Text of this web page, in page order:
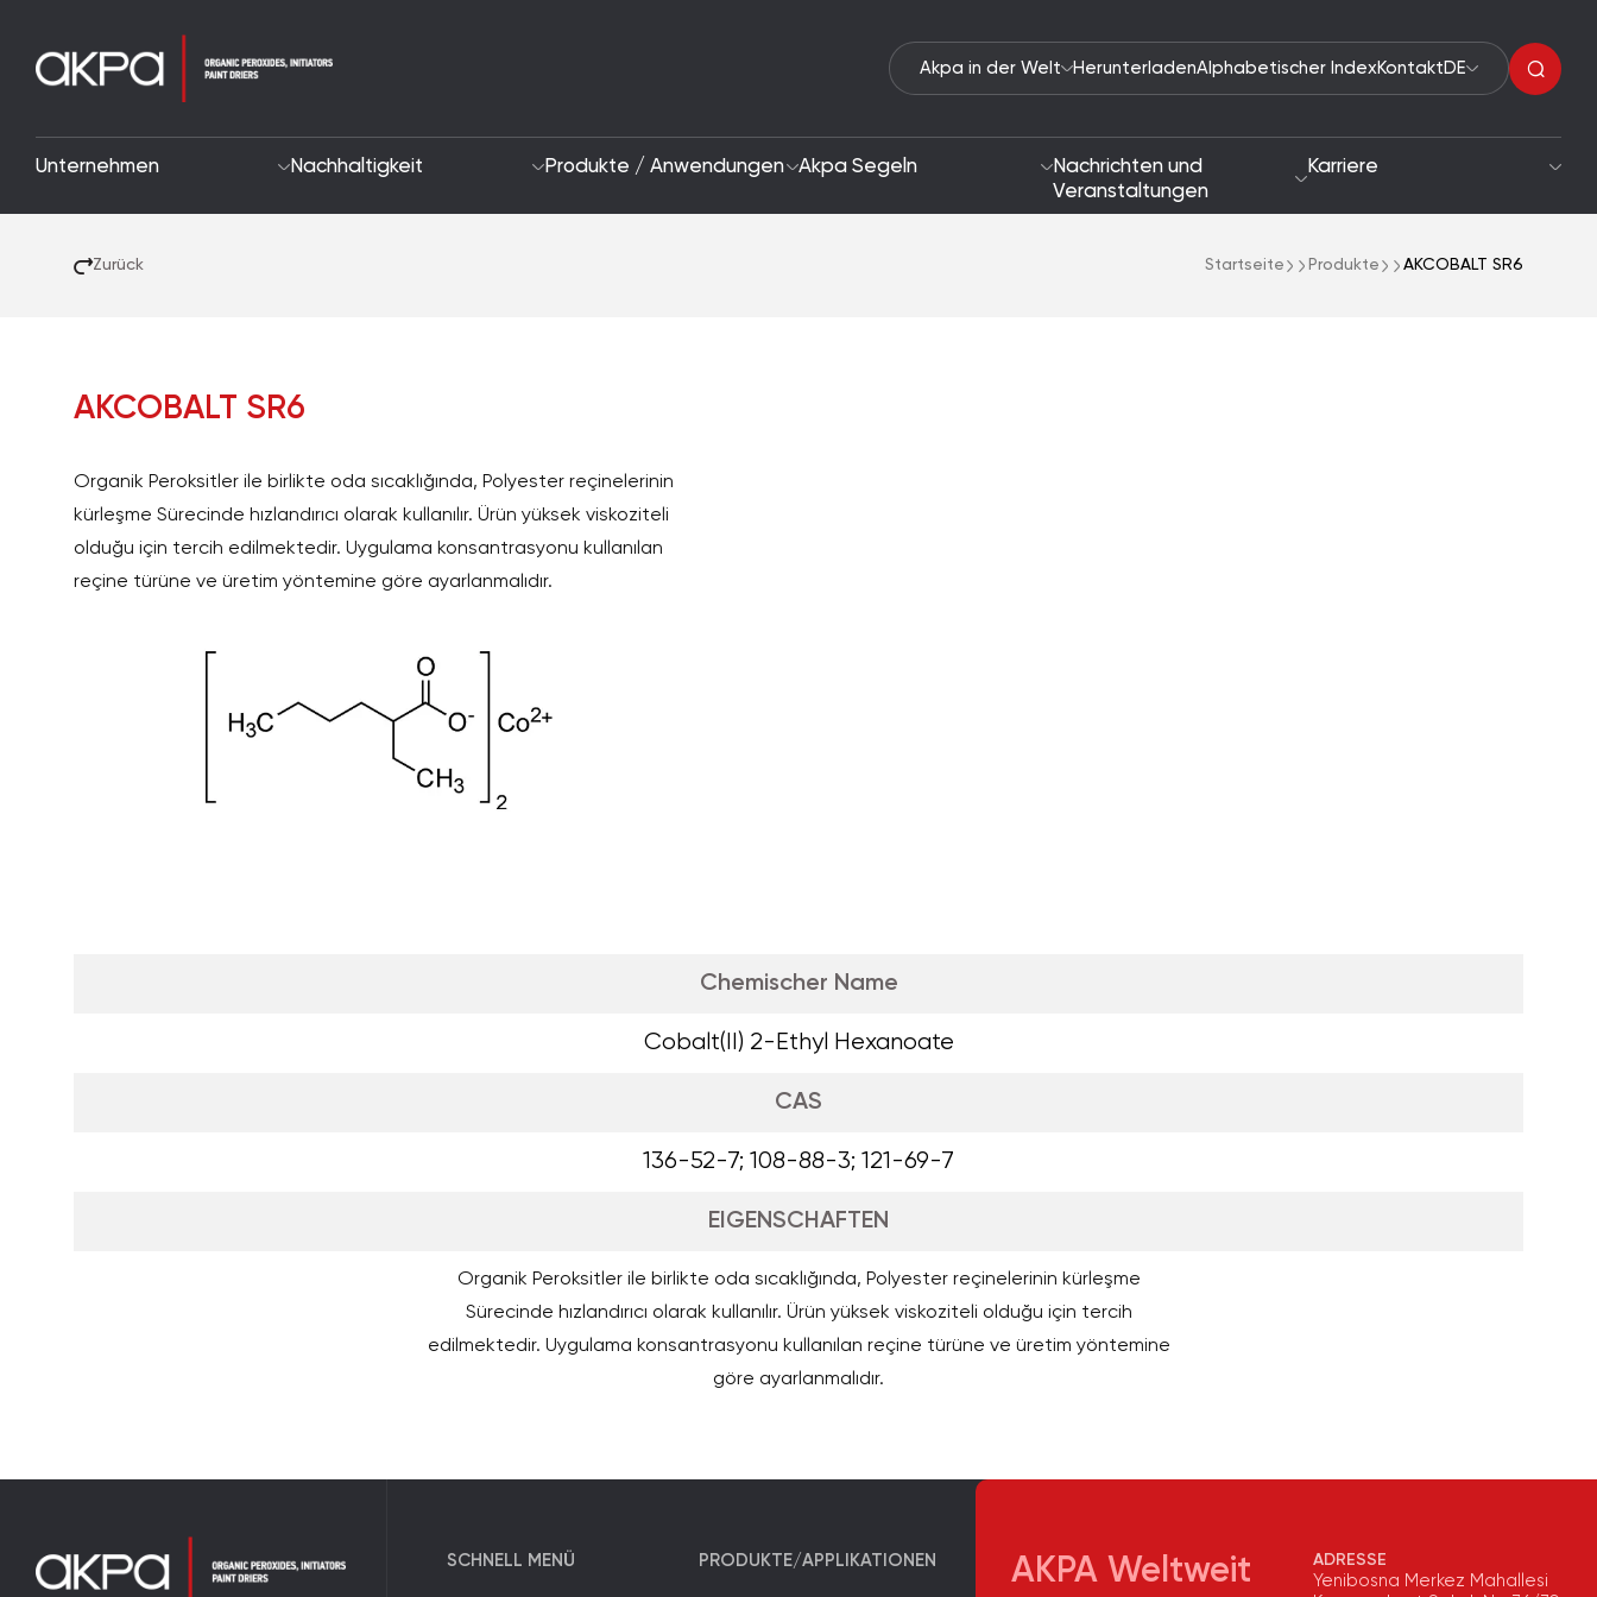
Akpa in der Welt HerunterladenAlphabetischer Index Kontakt DE
Unternehmen
F&E und Innovation
Nachhaltigkeit Produkte / Anwendungen Akpa Segeln
Nachrichten und
Veranstaltungen
Karriere
Zurück Startseite Produkte AKCOBALT SR6
AKCOBALT SR6
Organik Peroksitler ile birlikte oda sıcaklığında, Polyester reçinelerinin
kürleşme Sürecinde hızlandırıcı olarak kullanılır. Ürün yüksek viskoziteli
olduğu için tercih edilmektedir. Uygulama konsantrasyonu kullanılan
reçine türüne ve üretim yöntemine göre ayarlanmalıdır.
Chemischer Name
Cobalt(II) 2-Ethyl Hexanoate
CAS
136-52-7; 108-88-3; 121-69-7
EIGENSCHAFTEN
Organik Peroksitler ile birlikte oda sıcaklığında, Polyester reçinelerinin kürleşme
Sürecinde hızlandırıcı olarak kullanılır. Ürün yüksek viskoziteli olduğu için tercih
edilmektedir. Uygulama konsantrasyonu kullanılan reçine türüne ve üretim yöntemine
göre ayarlanmalıdır.
SCHNELL MENÜ PRODUKTE/APPLIKATIONEN AKPA Weltweit ADRESSE
Yenibosna Merkez Mahallesi